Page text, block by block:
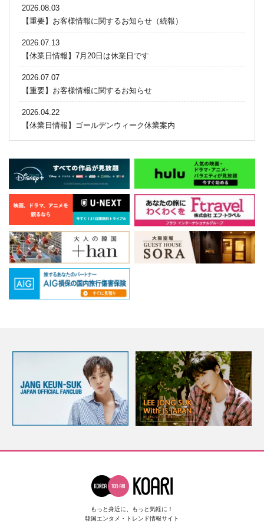
2026.08.03
【重要】お客様情報に関するお知らせ（続報）
2026.07.13
【休業日情報】7月20日は休業日です
2026.07.07
【重要】お客様情報に関するお知らせ
2026.04.22
【休業日情報】ゴールデンウィーク休業案内
もっと身近に、もっと気軽に！
韓国エンタメ・トレンド情報サイト